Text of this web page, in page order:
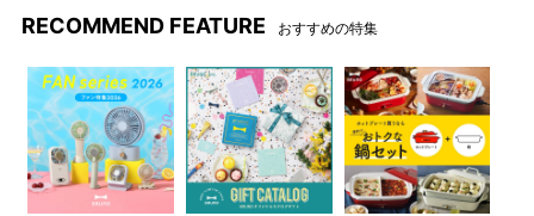
RECOMMEND FEATURE おすすめの特集